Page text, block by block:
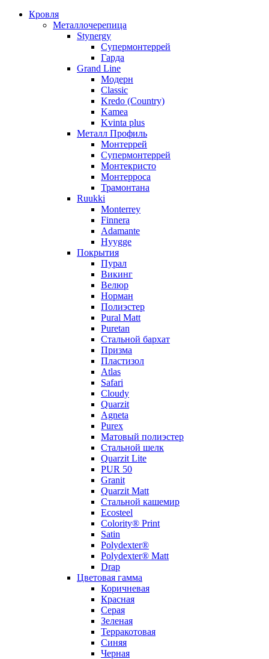
Кровля
Металлочерепица
Stynergy
Супермонтеррей
Гарда
Grand Line
Модерн
Classic
Kredo (Country)
Kamea
Kvinta plus
Металл Профиль
Монтеррей
Супермонтеррей
Монтекристо
Монтерроса
Трамонтана
Ruukki
Monterrey
Finnera
Adamante
Hyygge
Покрытия
Пурал
Викинг
Велюр
Норман
Полиэстер
Pural Matt
Puretan
Стальной бархат
Призма
Пластизол
Atlas
Safari
Cloudy
Quarzit
Agneta
Purex
Матовый полиэстер
Стальной шелк
Quarzit Lite
PUR 50
Granit
Quarzit Matt
Стальной кашемир
Ecosteel
Colority® Print
Satin
Polydexter®
Polydexter® Matt
Drap
Цветовая гамма
Коричневая
Красная
Серая
Зеленая
Терракотовая
Синяя
Черная